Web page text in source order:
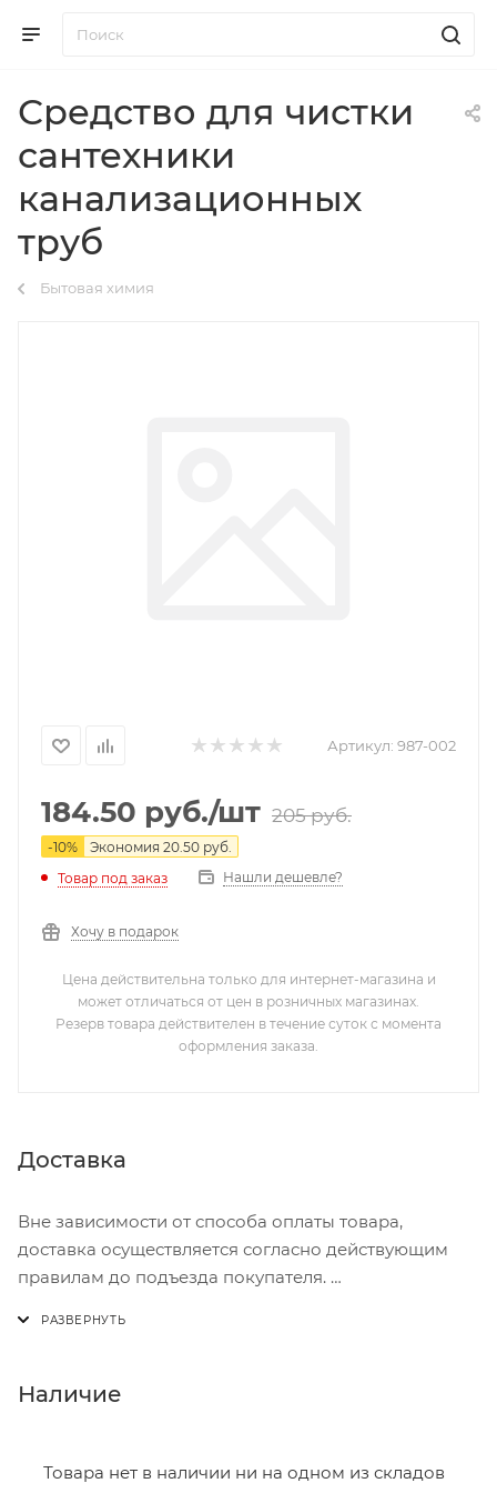
Средство для чистки
сантехники
канализационных
труб
Бытовая химия
Артикул: 987-002
184.50 руб./шт 205руб.
-10% Экономия 20.50 руб.
Товар под заказ
Нашли дешевле?
Хочу в подарок
Цена действительна только для интернет-магазина и
может отличаться от цен в розничных магазинах.
Резерв товара действителен в течение суток с момента
оформления заказа.
Доставка
Вне зависимости от способа оплаты товара,
доставка осуществляется согласно действующим
правилам до подъезда покупателя.
В субботу с 8:00 до 15:00
- зоны доставки;
Наличие
Товара нет в наличии ни на одном из складов